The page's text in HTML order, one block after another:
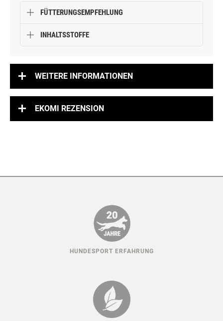
FÜTTERUNGSEMPFEHLUNG
INHALTSSTOFFE
WEITERE INFORMATIONEN
EKOMI REZENSION
HUNDESPORT ERFAHRUNG